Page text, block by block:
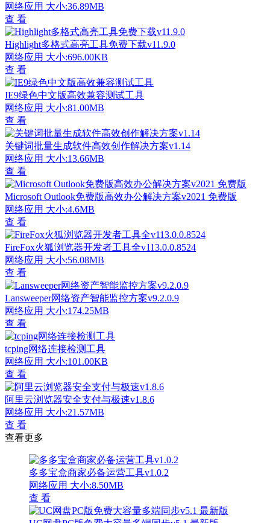
网络应用 大小:36.89MB
查 看
Highlight多格式高亮工具免费下载v11.9.0
网络应用 大小:696.00KB
查 看
IE9绿色中文版高效兼容测试工具
网络应用 大小:81.00MB
查 看
关键词批量生成软件高效创作解决方案v1.14
网络应用 大小:13.66MB
查 看
Microsoft Outlook免费版高效办公解决方案v2021 免费版
网络应用 大小:4.6MB
查 看
FireFox火狐浏览器开发者工具全v113.0.0.8524
网络应用 大小:56.08MB
查 看
Lansweeper网络资产智能监控方案v9.2.0.9
网络应用 大小:174.25MB
查 看
tcping网络连接检测工具
网络应用 大小:101.00KB
查 看
阿里云浏览器安全支付与极速v1.8.6
网络应用 大小:21.57MB
查 看
查看更多
多多宝盒商家必备运营工具v1.0.2
网络应用 大小:8.50MB
查 看